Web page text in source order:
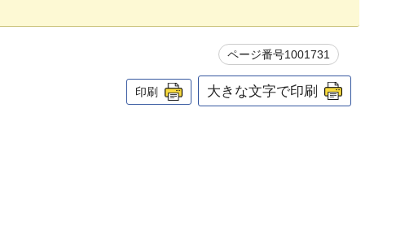
ページ番号1001731
印刷 大きな文字で印刷